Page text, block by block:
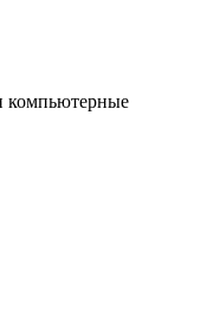
компьютерные